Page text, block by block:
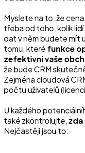
Myslete na to, že
třeba od toho, kolik
dat v něm budete mít
tomu, které funkce
zefektivní vaše
že bude CRM
Zejména cloudová
počtu uživatelů
U každého
také zkontrolujte,
Nejčastěji jsou to: